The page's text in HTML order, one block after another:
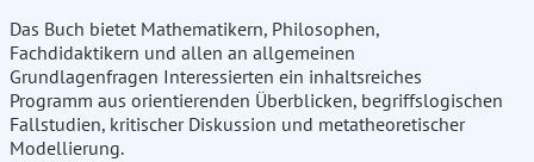
Das Buch bietet Mathematikern, Philosophen,
Fachdidaktikern und allen an allgemeinen
Grundlagenfragen Interessierten ein inhaltsreiches
Programm aus orientierenden Überblicken, begriffslogischen
Fallstudien, kritischer Diskussion und metatheoretischer
Modellierung.